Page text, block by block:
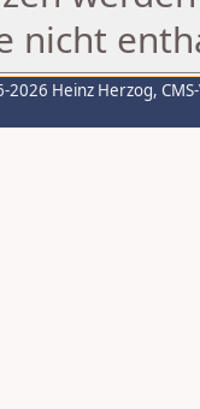
nicht
2026 Heinz Herzog,